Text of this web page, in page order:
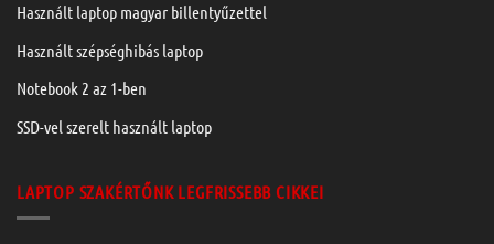
Használt laptop magyar billentyűzettel
Használt szépséghibás laptop
Notebook 2 az 1-ben
SSD-vel szerelt használt laptop
LAPTOP SZAKÉRTŐNK LEGFRISSEBB CIKKEI